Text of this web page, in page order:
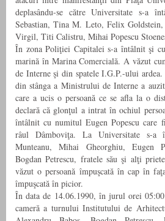
deplasându-se către Universitate s-a
Sebastian, Tina M. Leto, Felix
Virgil, Titi Calistru, Mihai Popescu
În zona Poliţiei Capitalei s-a întâlnit şi
marină în Marina Comercială. A văzut
de Interne şi din spatele I.G.P.-ului
din stânga a Ministrului de Interne a
care a ucis o persoană ce se afla la o
declară că glonţul a intrat în ochiul
întâlnit cu numitul Eugen Popescu care
râul Dâmboviţa. La Universitate s-
Munteanu, Mihai Gheorghiu, Eugen
Bogdan Petrescu, fratele său şi alţi
văzut o persoană împuşcată în cap în
împuşcată în picior.
În data de 14.06.1990, în jurul orei
cameră a turnului Institutului de